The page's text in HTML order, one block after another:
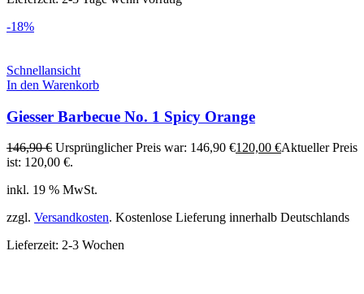
-18%
Schnellansicht
In den Warenkorb
Giesser Barbecue No. 1 Spicy Orange
146,90€ Ursprünglicher Preis war: 146,90 €120,00 €Aktueller Preis
ist: 120,00 €.
inkl. 19 % MwSt.
zzgl. Versandkosten. Kostenlose Lieferung innerhalb Deutschlands
Lieferzeit: 2-3 Wochen